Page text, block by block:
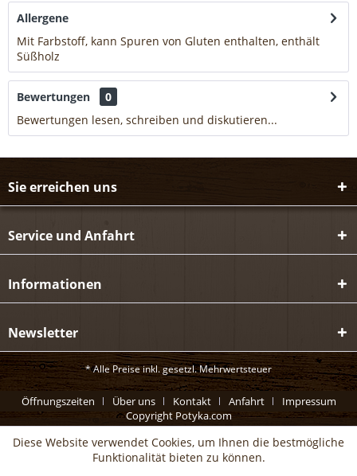
Allergene
Mit Farbstoff, kann Spuren von Gluten enthalten, enthält
Süßholz
Bewertungen
0
Bewertungen lesen, schreiben und diskutieren...
Sie erreichen uns
Service und Anfahrt
Informationen
Newsletter
* Alle Preise inkl. gesetzl. Mehrwertsteuer
Öffnungszeiten Über uns Kontakt Anfahrt
Impressum
Copyright Potyka.com
Diese Website verwendet Cookies, um Ihnen die bestmögliche
Funktionalität bieten zu können.